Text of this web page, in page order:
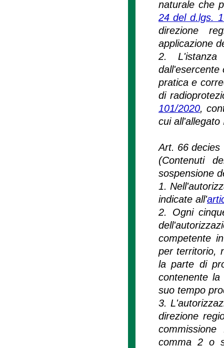
naturale che
24 del d.lgs.
direzione
applicazione
2. L'istanza
dall'esercente
pratica e
di
101/2020,
cui all'allegato
Art. 66 decies
(Contenuti
sospensione
1.
indicate all'
2. Ogni
competente
per territorio,
la parte di
contenente la
suo tempo
3.
direzione
comma 2 o